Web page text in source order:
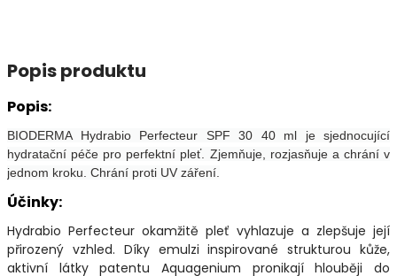
Popis produktu
Popis:
BIODERMA Hydrabio Perfecteur SPF 30 40 ml je sjednocující
hydratační péče pro perfektní pleť. Zjemňuje, rozjasňuje a chrání v
jednom kroku. Chrání proti UV záření.
Účinky:
Hydrabio Perfecteur okamžitě pleť vyhlazuje a zlepšuje její
přirozený vzhled. Díky emulzi inspirované strukturou kůže,
aktivní látky patentu Aquagenium pronikají hlouběji do